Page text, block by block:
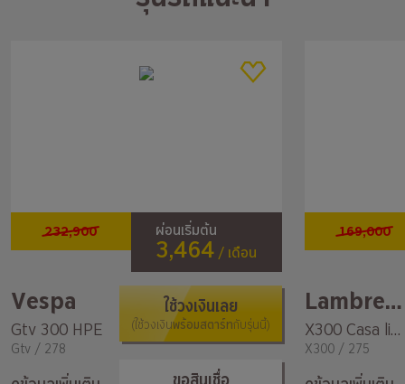
232,900 ผ่อนเริ่มต้น
3,464/ เดือน
Vespa
Gtv 300 HPE
Gtv / 278
ใช้วงเงินเลย
(ใช้วงเงินพร้อมสตาร์ทกับรุ่นนี้)
169,000
Lambretta
X300 Casa limited Edition
X300 / 275